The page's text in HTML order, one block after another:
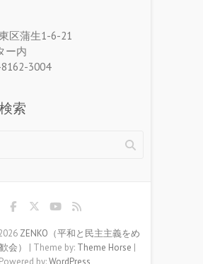
区蒲生1-6-21
ー内
3004
索
ZENKO（平和と民主主義をめ
会）
| Theme by: Theme Horse |